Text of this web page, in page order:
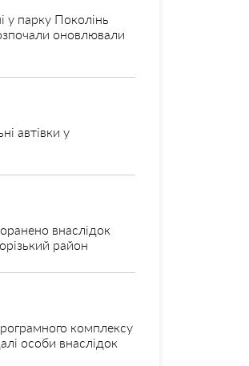
у парку Поколінь
оновлювали
автівки у
внаслідок
район
комплексу
особи внаслідок